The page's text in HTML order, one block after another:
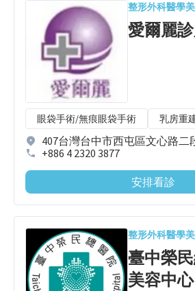
整形外科醫學
愛爾麗
眼袋手術/無痕眼袋手術 乳房重
407台灣台中市西屯區文心路二
+886 4 2320 3877
安排看診
整形外科醫學
臺中榮
美容中心